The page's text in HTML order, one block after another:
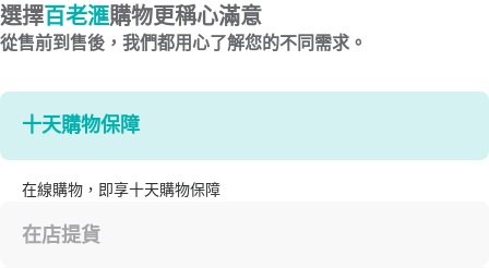
選擇百老滙購物更稱心滿意
從售前到售後，我們都用心了解您的不同需求。
十天購物保障
在線購物，即享十天購物保障
在店提貨